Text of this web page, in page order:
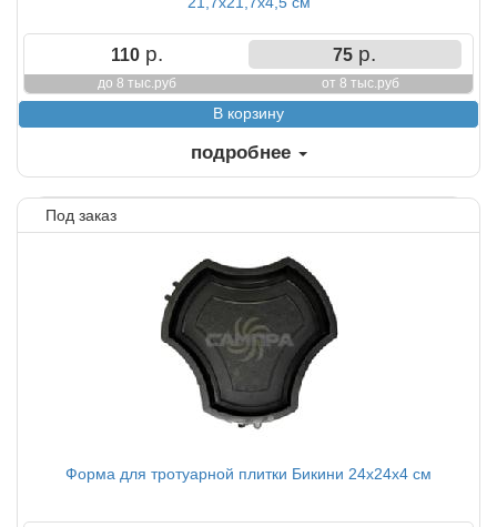
110р.
до 8 тыс.руб
75 р.
от 8 тыс.руб
подробнее
Под заказ
Форма для тротуарной плитки Бикини 24х24х4 см